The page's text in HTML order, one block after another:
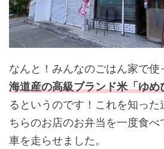
なんと！みんなのごはん家で使
海道産の高級ブランド米「ゆめ
るというのです！これを知った
ちらのお店のお弁当を一度食べ
車を走らせました。